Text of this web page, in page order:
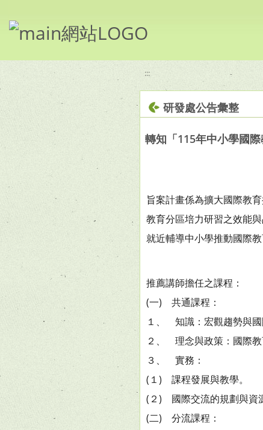
:::
研發處公告彙整
轉知「115年中小學國
旨案計畫係為擴大國際教
教育分區培力研習之效能
就近輔導中小學推動國際
推薦講師擔任之課程：
(一) 共通課程：
１、 知識：宏觀趨勢與國
２、 理念與政策：國際教
３、 實務：
(１) 課程發展與教學。
(２) 國際交流的規劃與資
(二) 分流課程：